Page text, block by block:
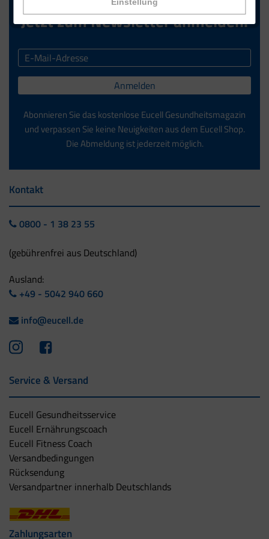
Einstellung
Jetzt zum Newsletter anmelden.
Anmelden
Abonnieren Sie das kostenlose Eucell Gesundheitsmagazin
und verpassen Sie keine Neuigkeiten aus dem Eucell Shop.
Die Abmeldung ist jederzeit möglich.
Kontakt
0800 - 1 38 23 55
(gebührenfrei aus Deutschland)
Ausland:
+49 - 5042 940 660
info@eucell.de
Service & Versand
Eucell Gesundheitsservice
Eucell Ernährungscoach
Eucell Fitness Coach
Versandbedingungen
Rücksendung
Versandpartner innerhalb Deutschlands
Zahlungsarten